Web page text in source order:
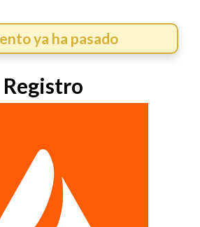
ya ha pasado
Registro